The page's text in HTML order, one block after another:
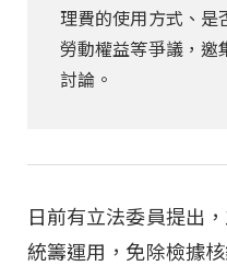
理費的使用方式、是
勞動權益等爭議，邀
討論。
日前有立法委員提出
統籌運用，免除檢據